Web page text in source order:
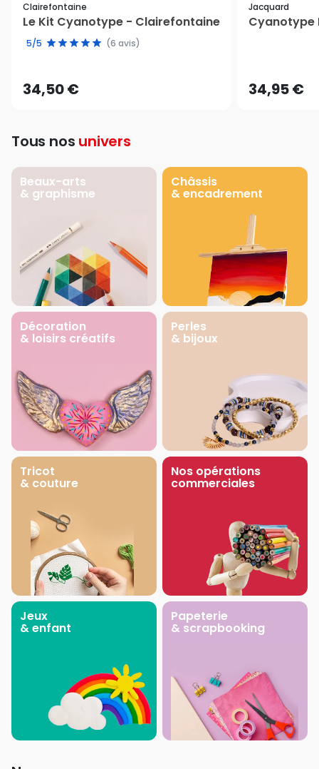
Clairefontaine
Le Kit Cyanotype - Clairefontaine
5/5 (6 avis)
34,50 €
Jacquard
Cyanotype
34,95 €
Tous nos univers
Beaux-arts
& graphisme
Châssis
& encadrement
Décoration
& loisirs créatifs
Perles
& bijoux
Tricot
& couture
Nos opérations
commerciales
Jeux
& enfant
Papeterie
& scrapbooking